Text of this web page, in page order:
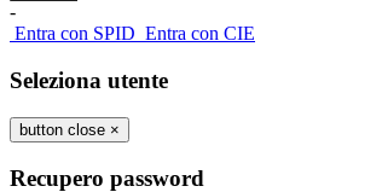
-
Entra con SPID Entra con CIE
Seleziona utente
button close ×
Recupero password